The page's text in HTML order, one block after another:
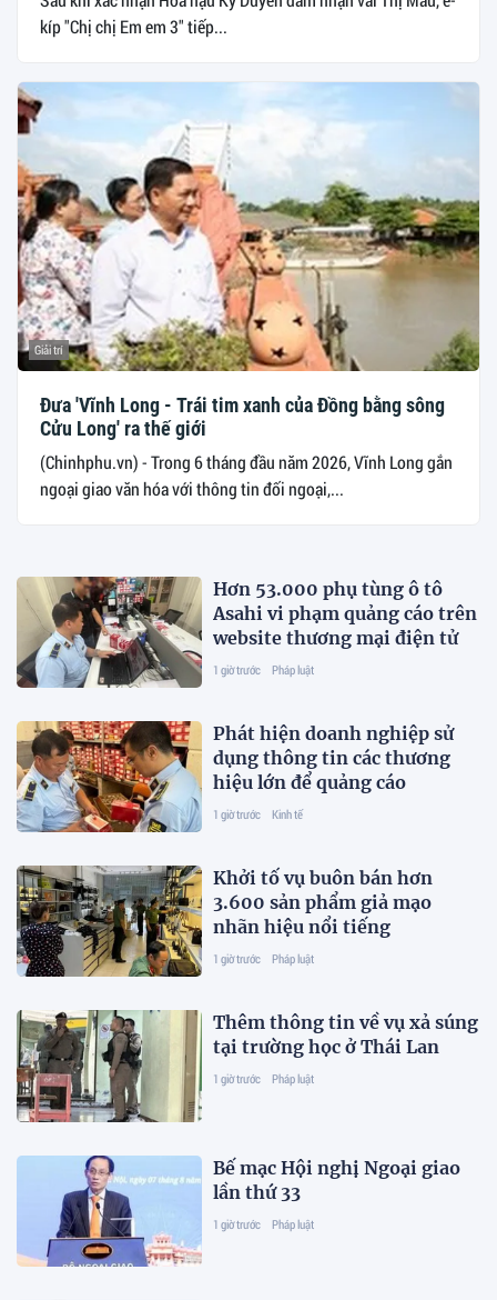
kíp "Chị chị Em em 3" tiếp...
Giải trí
Đưa 'Vĩnh Long - Trái tim xanh của Đồng bằng sông
Cửu Long' ra thế giới
(Chinhphu.vn) - Trong 6 tháng đầu năm 2026, Vĩnh Long gắn
ngoại giao văn hóa với thông tin đối ngoại,...
Hơn 53.000 phụ tùng ô tô
Asahi vi phạm quảng cáo trên
website thương mại điện tử
1 giờ trước Pháp luật
Phát hiện doanh nghiệp sử
dụng thông tin các thương
hiệu lớn để quảng cáo
1 giờ trước Kinh tế
Khởi tố vụ buôn bán hơn
3.600 sản phẩm giả mạo
nhãn hiệu nổi tiếng
1 giờ trước Pháp luật
Thêm thông tin về vụ xả súng
tại trường học ở Thái Lan
1 giờ trước Pháp luật
Bế mạc Hội nghị Ngoại giao
lần thứ 33
1 giờ trước Pháp luật